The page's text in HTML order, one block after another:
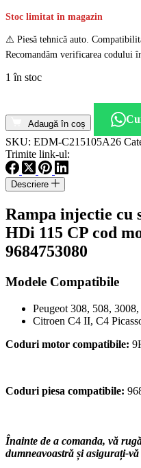
Stoc limitat în magazin
⚠️ Piesă tehnică auto.
Recomandăm verificarea codului
1 în stoc
Rampa
injectie
cu
senzor
Peugeot
308
1.6
115
CP
cod
motor
9H05
piesa
Adaugă în coș
SKU: EDM-C215105A26
Trimite link-ul:
Descriere
Rampa injectie cu
HDi 115 CP cod
9684753080
Modele Compatibile
Peugeot 308, 508,
Citroen C4 II, C4
Coduri motor compatibile:
Coduri piesa compatibile:
Înainte de a comanda, vă
dumneavoastră și asigurați-